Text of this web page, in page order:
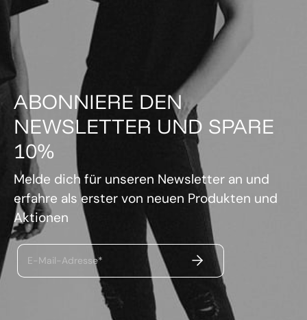
ABONNIERE DEN
NEWSLETTER UND SPARE
10%
Melde dich für unseren Newsletter an und
erfahre als erster von neuen Produkten und
Aktionen
E-Mail-Adresse* ABSENDEN